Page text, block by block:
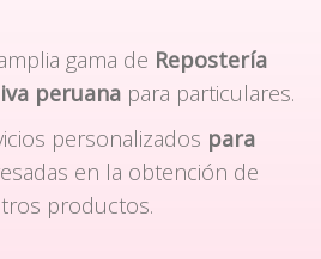
gama de Repostería
peruanapara particulares.
personalizados para
en la obtención de
productos.